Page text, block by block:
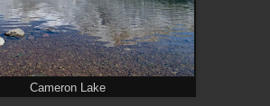
Cameron Lake